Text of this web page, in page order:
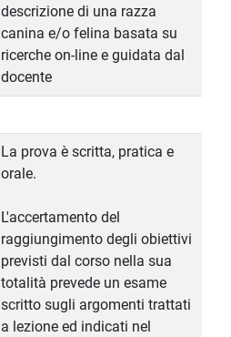
descrizione di una razza
canina e/o felina basata su
ricerche on-line e guidata dal
docente
La prova è scritta, pratica e
orale.
L'accertamento del
raggiungimento degli obiettivi
previsti dal corso nella sua
totalità prevede un esame
scritto sugli argomenti trattati
a lezione ed indicati nel